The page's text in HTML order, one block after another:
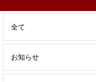
全て
お知らせ